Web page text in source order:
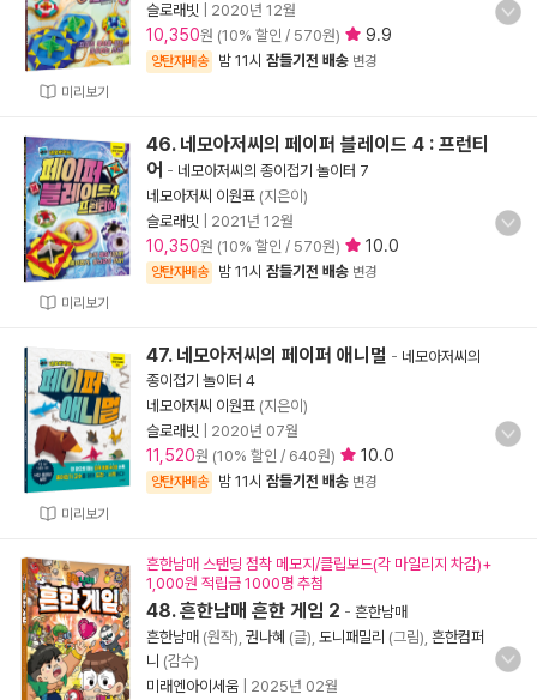
미리보기
슬로래빗
2020년 12월
10,350원 (10% 할인 / 570원) 9.9
양탄자배송 밤 11시 잠들기전 배송 변경
미리보기
46. 네모아저씨의 페이퍼 블레이드 4 : 프런티
어 - 네모아저씨의 종이접기 놀이터 7
네모아저씨 이원표 (지은이)
슬로래빗
2021년 12월
10,350원 (10% 할인 / 570원) 10.0
양탄자배송 밤 11시 잠들기전 배송 변경
미리보기
47. 네모아저씨의 페이퍼 애니멀 - 네모아저씨의
종이접기 놀이터 4
네모아저씨 이원표 (지은이)
슬로래빗
2020년 07월
11,520원 (10% 할인 / 640원) 10.0
양탄자배송 밤 11시 잠들기전 배송 변경
흔한남매 스탠딩 점착 메모지/클립보드(각 마일리지 차감)+
1,000원 적립금 1000명 추첨
48. 흔한남매 흔한 게임 2 - 흔한남매
흔한남매 (원작), 권나혜 (글), 도니패밀리 (그림), 흔한컴퍼
니 (감수)
미래엔아이세움
2025년 02월